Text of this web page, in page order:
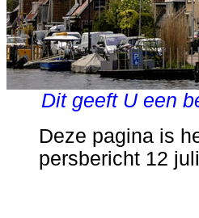
Dit geeft U een
Deze pagina is
persbericht 12